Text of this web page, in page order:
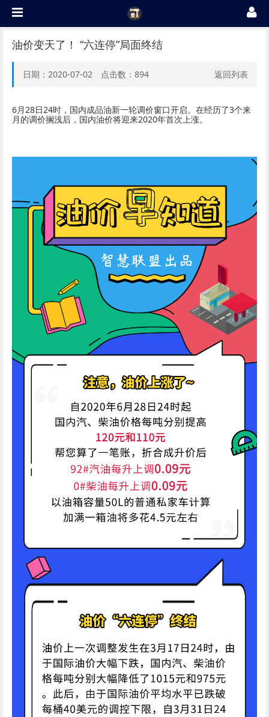
油价变天了！ “六连停”局面终结
日期：2020-07-02 点击数： 894 返回列表
6月 28 日 24时，国内成品油新一轮调价窗口开启。在经历了3个来
月的调价搁浅后，国内油价将迎来2020年首次上涨。